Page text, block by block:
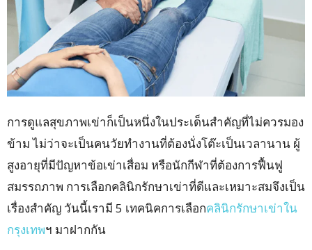
การดูแลสุขภาพเข่าก็เป็นหนึ่งในประเด็นสำคัญที่ไม่ควรมอง
ข้าม ไม่ว่าจะเป็นคนวัยทำงานที่ต้องนั่งโต๊ะเป็นเวลานาน ผู้
สูงอายุที่มีปัญหาข้อเข่าเสื่อม หรือนักกีฬาที่ต้องการฟื้นฟู
สมรรถภาพ การเลือกคลินิกรักษาเข่าที่ดีและเหมาะสมจึงเป็น
เรื่องสำคัญ วันนี้เรามี 5 เทคนิคการเลือกคลินิกรักษาเข่าใน
กรุงเทพฯ มาฝากกัน